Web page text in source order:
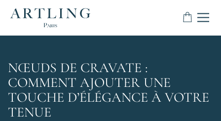
NŒUDS DE CRAVATE :
COMMENT AJOUTER UNE
TOUCHE D’ÉLÉGANCE À VOTRE
TENUE